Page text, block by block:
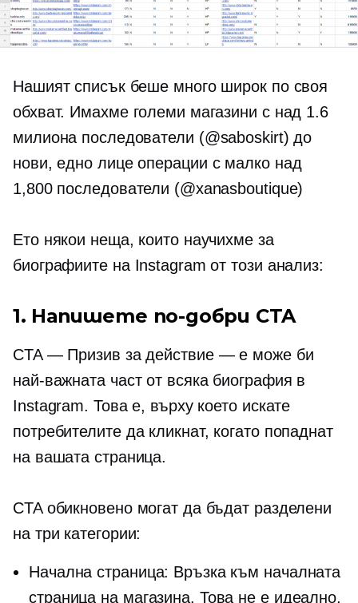
Нашият списък беше много широк по своя
обхват. Имахме големи магазини с над 1.6
милиона последователи (@saboskirt) до
нови,едно лицеоперации с малко над
1,800 последователи (@xanasboutique)
Ето някои неща, които научихме за
биографиите на Instagram от този анализ:
1. Напишете по-добри CTA
CTA — Призив за действие— е може би
най-важната част от всяка биография в
Instagram. Това е, върху което искате
потребителите да кликнат, когато попаднат
на вашата страница.
CTA обикновено могат да бъдат разделени
на три категории:
Начална страница: Връзка към началната
страница на магазина. Това не е идеално,